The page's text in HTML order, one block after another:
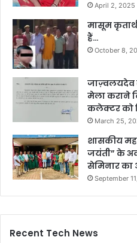
April 2, 2025
मासूम
हैं…
October 8,
जाज़्वलयदेव
मेला कराने
कलेक्टर को
March 25,
शासकीय
जयंती” के
सेमिनार
September
Recent Tech News